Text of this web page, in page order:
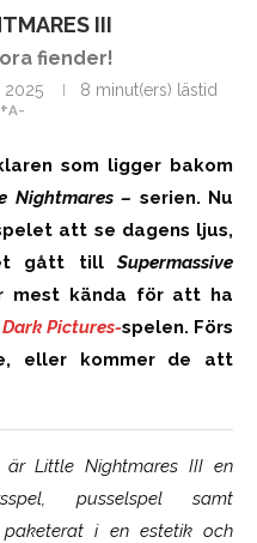
III
fiender!
2025
8 minut(ers) lästid
A-
som ligger bakom
Nightmares – serien. Nu
att se dagens ljus,
gått tillSupermassive
mest kända för att ha
Pictures-spelen. Förs
eller kommer de att
ärLittle Nightmares III en
pusselspel samt
i en estetik och